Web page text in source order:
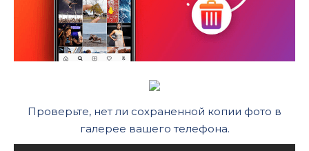
Проверьте, нет ли сохраненной копии фото в
галерее вашего телефона.